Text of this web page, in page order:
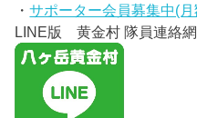
・サポーター会員募集中(月
LINE版 黄金村 隊員連絡網